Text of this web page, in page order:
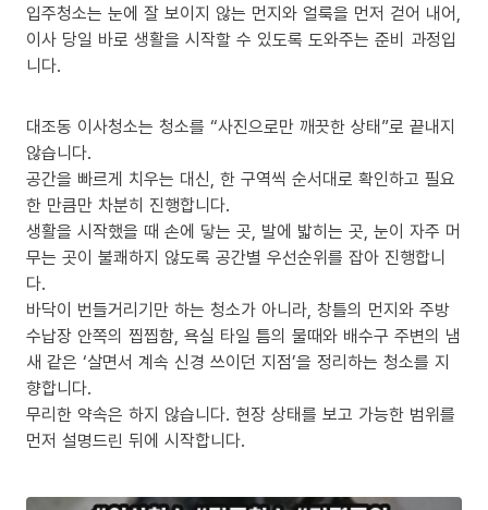
입주청소는 눈에 잘 보이지 않는 먼지와 얼룩을 먼저 걷어 내어,
이사 당일 바로 생활을 시작할 수 있도록 도와주는 준비 과정입
니다.
대조동 이사청소는 청소를 “사진으로만 깨끗한 상태”로 끝내지
않습니다.
공간을 빠르게 치우는 대신, 한 구역씩 순서대로 확인하고 필요
한 만큼만 차분히 진행합니다.
생활을 시작했을 때 손에 닿는 곳, 발에 밟히는 곳, 눈이 자주 머
무는 곳이 불쾌하지 않도록 공간별 우선순위를 잡아 진행합니
다.
바닥이 번들거리기만 하는 청소가 아니라, 창틀의 먼지와 주방
수납장 안쪽의 찝찝함, 욕실 타일 틈의 물때와 배수구 주변의 냄
새 같은 ‘살면서 계속 신경 쓰이던 지점’을 정리하는 청소를 지
향합니다.
무리한 약속은 하지 않습니다. 현장 상태를 보고 가능한 범위를
먼저 설명드린 뒤에 시작합니다.